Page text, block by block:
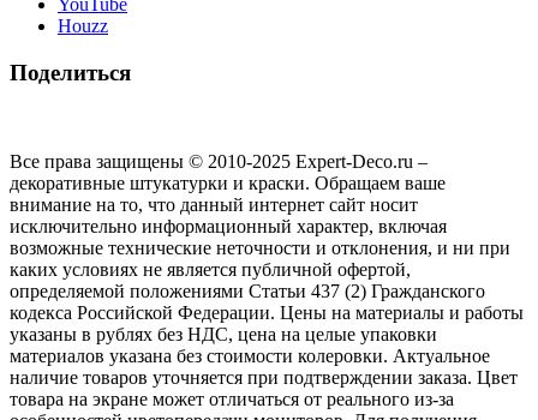
YouTube
Houzz
Поделиться
Все права защищены © 2010-2025 Expert-Deco.ru –
декоративные штукатурки и краски. Обращаем ваше
внимание на то, что данный интернет сайт носит
исключительно информационный характер, включая
возможные технические неточности и отклонения, и ни при
каких условиях не является публичной офертой,
определяемой положениями Статьи 437 (2) Гражданского
кодекса Российской Федерации. Цены на материалы и работы
указаны в рублях без НДС, цена на целые упаковки
материалов указана без стоимости колеровки. Актуальное
наличие товаров уточняется при подтверждении заказа. Цвет
товара на экране может отличаться от реального из‑за